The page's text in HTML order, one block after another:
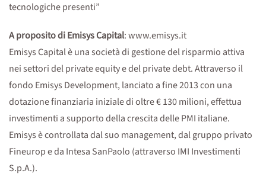
tecnologiche presenti”
A proposito di Emisys Capital: www.emisys.it
Emisys Capital è una società di gestione del risparmio attiva
nei settori del private equity e del private debt. Attraverso il
fondo Emisys Development, lanciato a fine 2013 con una
dotazione finanziaria iniziale di oltre € 130 milioni, effettua
investimenti a supporto della crescita delle PMI italiane.
Emisys è controllata dal suo management, dal gruppo privato
Fineurop e da Intesa SanPaolo (attraverso IMI Investimenti
S.p.A.).